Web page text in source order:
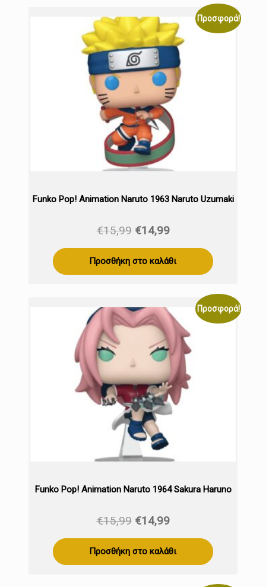
Προσφορά!
Funko Pop! Animation Naruto 1963 Naruto Uzumaki
€15,99 Original
price
was:
€15,99.
€14,99Η
τρέχουσα
τιμή
είναι:
€14,99.
Προσθήκη στο καλάθι
Προσφορά!
Funko Pop! Animation Naruto 1964 Sakura Haruno
€15,99 Original
price
was:
€15,99.
€14,99Η
τρέχουσα
τιμή
είναι:
Προσθήκη στο καλάθι